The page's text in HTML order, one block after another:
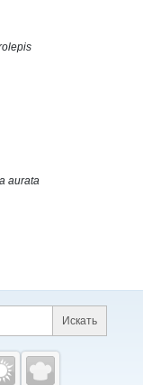
aurata
по сайту и
Искать